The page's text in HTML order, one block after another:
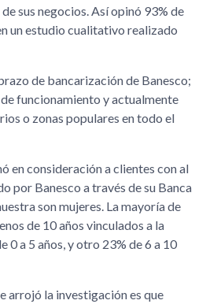
sus negocios. Así opinó 93% de
un estudio cualitativo realizado
de bancarización de Banesco;
funcionamiento y actualmente
o zonas populares en todo el
en consideración a clientes con al
por Banesco a través de su Banca
son mujeres. La mayoría de
de 10 años vinculados a la
0 a 5 años, y otro 23% de 6 a 10
arrojó la investigación es que